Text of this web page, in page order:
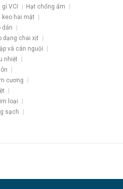
VCI
Hạt chống ẩm
keo hai mặt
dán
dạng chai xịt
và cán nguội
nhiệt
cương
loại
sạch